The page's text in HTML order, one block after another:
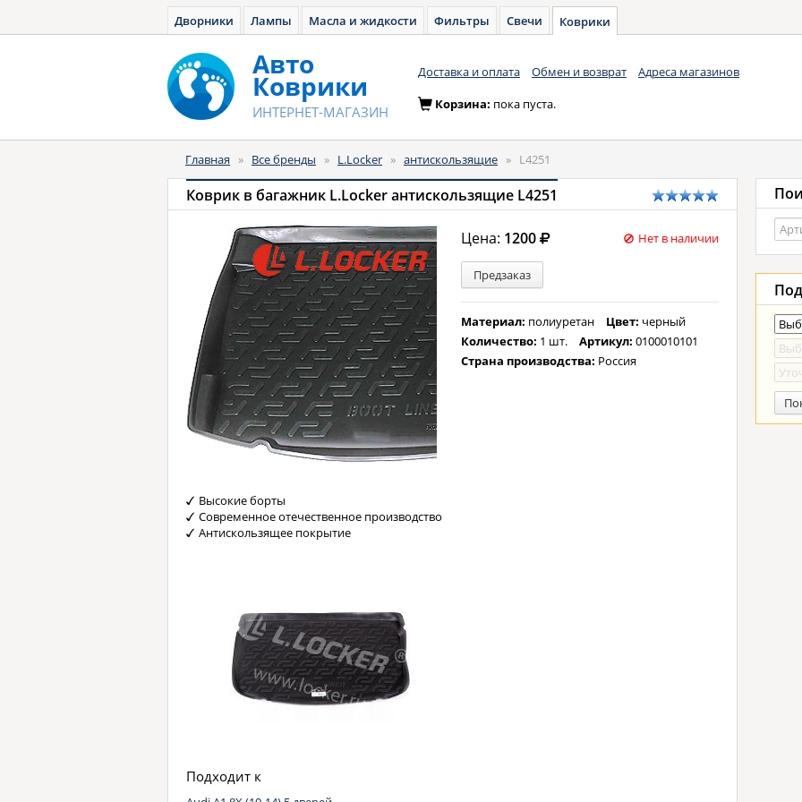
Дворники Лампы Масла и жидкости Фильтры Свечи Коврики
Авто
Коврики
ИНТЕРНЕТ-МАГАЗИН
Доставка и оплата Обмен и возврат Адреса магазинов
Корзина: пока пуста.
Главная » Все бренды » L.Locker » антискользящие » L4251
Коврик в багажник L.Locker антискользящие L4251
Цена: 1200 Нет в наличии
Предзаказ
Материал: полиуретан Цвет: черный
Количество: 1 шт. Артикул:0100010101
Страна производства: Россия
Высокие борты
Современное отечественное производство
Антискользящее покрытие
Подходит к